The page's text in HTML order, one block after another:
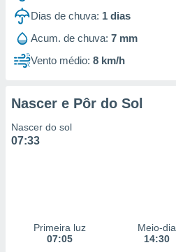
Dias de chuva: 1 dias
Acum. de chuva: 7 mm
Vento médio: 8 km/h
Nascer e Pôr do Sol
Nascer do sol
07:33
Primeira luz
07:05
Meio-dia
14:30